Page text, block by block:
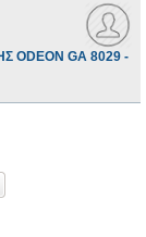
GA 8029 -